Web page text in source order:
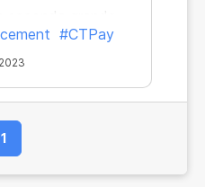
Pay è già
Mining!
#CTPay
1